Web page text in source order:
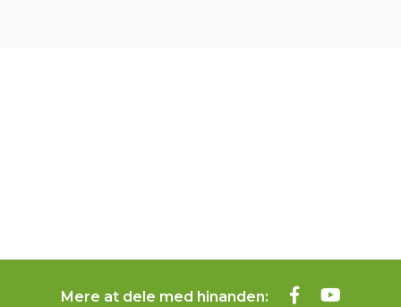
Mere at dele med hinanden: